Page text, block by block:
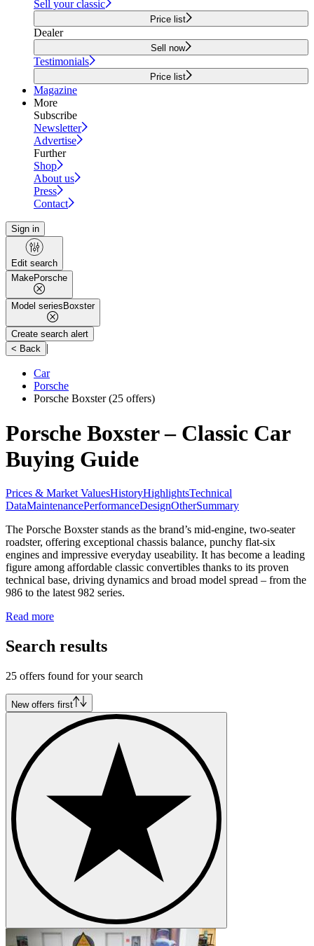
Sell your classic
Price list
Dealer
Sell now
Testimonials
Price list
Magazine
More
Subscribe
Newsletter
Advertise
Further
Shop
About us
Press
Contact
Sign in
Edit search
MakePorsche
Model series Boxster
Create search alert
< Back |
Car
Porsche
Porsche Boxster(25 offers)
Porsche Boxster – Classic Car
Buying Guide
Prices & Market ValuesHistoryHighlightsTechnical
DataMaintenancePerformanceDesignOtherSummary
The Porsche Boxster stands as the brand’s mid-engine, two-seater
roadster, offering exceptional chassis balance, punchy flat-six
engines and impressive everyday useability. It has become a leading
figure among affordable classic convertibles thanks to its proven
technical base, driving dynamics and broad model spread – from the
986 to the latest 982 series.
Read more
Search results
25 offers found for your search
New offers first